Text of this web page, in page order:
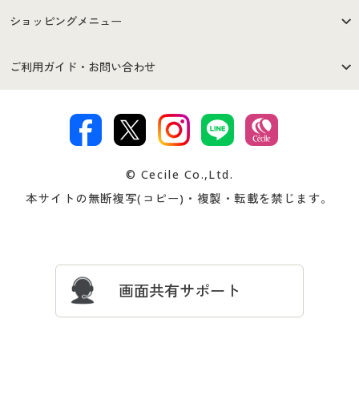
はじめての方へ
セシールご利用規約
著作権・商標について 会社案内
ショッピングメニュー
商品カテゴリ
プレゼント＆キャンペーン サイトマップ
ご利用ガイド・お問い合わせ
交換・返品は お支払は
ついて
忘れの場合
© Cecile Co.,Ltd.
本サイトの無断複写(コピー)・複製・転載を禁じます。
画面共有サポート